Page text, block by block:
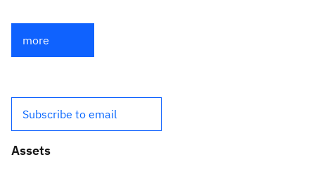
more
Subscribe to email
Assets